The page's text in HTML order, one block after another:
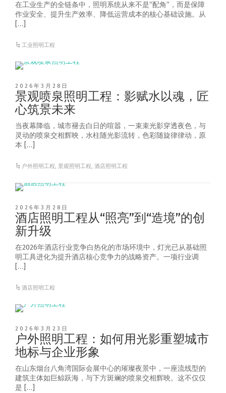
在工业生产的全链条中，照明系统从来不是“配角”，而是保障
作业安全、提升生产效率、降低运营成本的核心基础设施。从
[…]
工业照明工程
2026年3月28日
景观喷泉照明工程：影赋水以魂，匠
心筑景未来
当夜幕降临，城市褪去白日的喧嚣，一束束光影穿透夜色，与
灵动的喷泉交相辉映，水柱随光影流转，色彩随旋律律动，原
本 […]
户外照明工程,景观照明工程,酒店照明工程
2026年3月28日
酒店照明工程从“照亮”到“造境”的创
新升级
在2026年酒店行业竞争白热化的市场环境中，灯光已从基础照
明工具进化为提升酒店核心竞争力的战略资产。一项行业调
[…]
酒店照明工程
2026年3月23日
户外照明工程：如何用光影重塑城市
地标与企业形象
在山东烟台八角湾国际会展中心的璀璨夜景中，一座流线型的
建筑主体如巨鲸跃海，与下方斑斓的喷泉交相辉映。这不仅仅
是 […]